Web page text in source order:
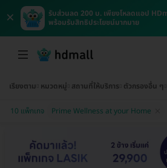
×
รับส่วนลด 200 บ. เพียงโหลดแอป
พร้อมรับสิทธิประโยชน์มากมาย
เรียงตาม หมวดหมู่ สถานที่ให้บริการ ตัวกรองอื่น ๆ
10 แพ็กเกจ Prime Wellness at your Home